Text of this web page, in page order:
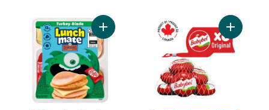
Ajouter Trousse-collation à la dinde au
Ajouter